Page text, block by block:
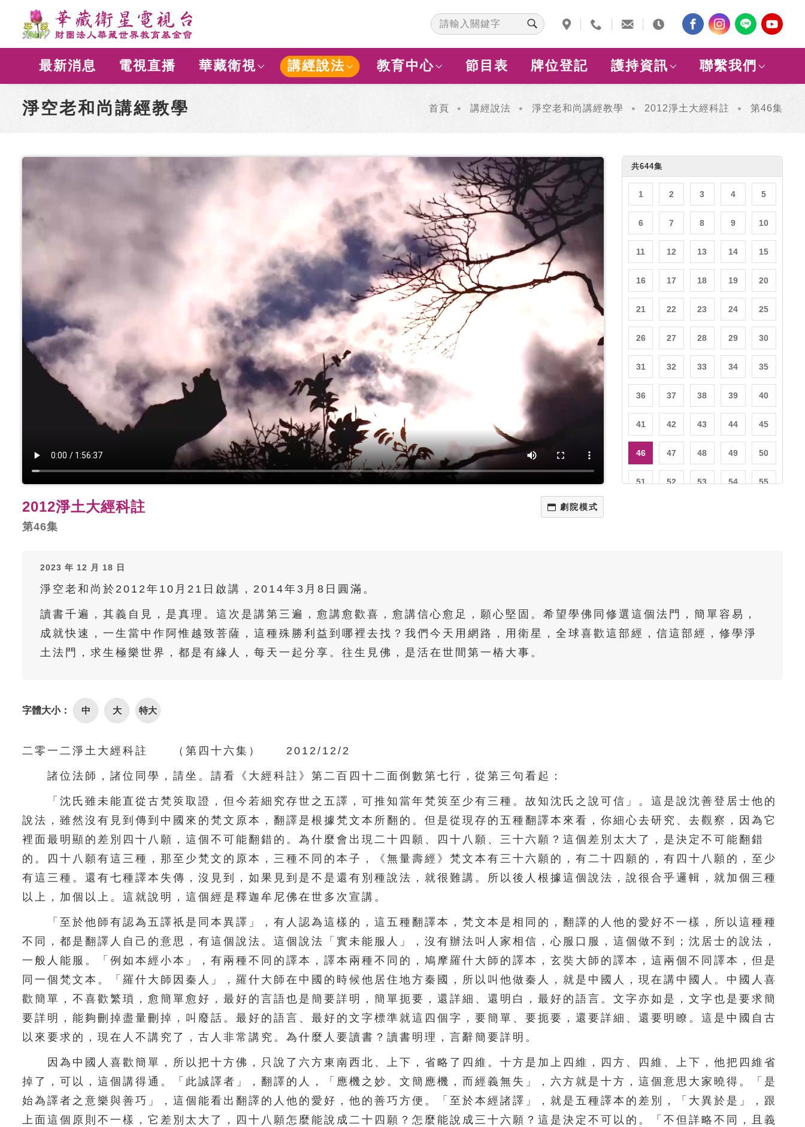
最新消息 電視直播 華藏衛視 講經說法 教育中心 節目表 牌位登記 護持資訊 聯繫我們
淨空老和尚講經教學 首頁 講經說法 淨空老和尚講經教學 2012淨土大經科註 第46集
2012淨土大經科註
第46集
共644集
1 2 3 4 5
6 7 8 9 10
11 12 13 14 15
16 17 18 19 20
21 22 23 24 25
26 27 28 29 30
31 32 33 34 35
36 37 38 39 40
41 42 43 44 45
46 47 48 49 50
51 52 53 54 55
107 108 109 110
111 112 113 114 115
116 117 118 119 120
121 122 123 124 125
131 132 133 134 135
141 142 143 144 145
151 153 154 155
156 157 158 159 160
161 162 163 164 165
2023 年 12 月 18 日
淨空老和尚於2012年10月21日啟講，2014年3月8日圓滿。
讀書千遍，其義自見，是真理。這次是講第三遍，愈講愈歡喜，愈講信心愈足，願心堅固。希望學佛同修選這個法門，簡單容易，
成就快速，一生當中作阿惟越致菩薩，這種殊勝利益到哪裡去找？我們今天用網路，用衛星，全球喜歡這部經，信這部經，修學淨
土法門，求生極樂世界，都是有緣人，每天一起分享。往生見佛，是活在世間第一樁大事。
字體大小： 中 大 特大
二零一二淨土大經科註 （第四十六集） 2012/12/2
諸位法師，諸位同學，請坐。請看《大經科註》第二百四十二面倒數第七行，從第三句看起：
「沈氏雖未能直從古梵筴取證，但今若細究存世之五譯，可推知當年梵筴至少有三種。故知沈氏之說可信」。這是說沈善登居士他的
說法，雖然沒有見到傳到中國來的梵文原本，翻譯是根據梵文本所翻的。但是從現存的五種翻譯本來看，你細心去研究、去觀察，因為它
裡面最明顯的差別四十八願，這個不可能翻錯的。為什麼會出現二十四願、四十八願、三十六願？這個差別太大了，是決定不可能翻錯
的。四十八願有這三種，那至少梵文的原本，三種不同的本子，《無量壽經》梵文本有三十六願的，有二十四願的，有四十八願的，至少
有這三種。還有七種譯本失傳，沒見到，如果見到是不是還有別種說法，就很難講。所以後人根據這個說法，說很合乎邏輯，就加個三種
以上，加個以上。這就說明，這個經是釋迦牟尼佛在世多次宣講。
「至於他師有認為五譯祇是同本異譯」，有人認為這樣的，這五種翻譯本，梵文本是相同的，翻譯的人他的愛好不一樣，所以這種種
不同，都是翻譯人自己的意思，有這個說法。這個說法「實未能服人」，沒有辦法叫人家相信，心服口服，這個做不到；沈居士的說法，
一般人能服。「例如本經小本」，有兩種不同的譯本，譯本兩種不同的，鳩摩羅什大師的譯本，玄奘大師的譯本，這兩個不同譯本，但是
同一個梵文本。「羅什大師因秦人」，羅什大師在中國的時候他居住地方秦國，所以叫他做秦人，就是中國人，現在講中國人。中國人喜
歡簡單，不喜歡繁瑣，愈簡單愈好，最好的言語也是簡要詳明，簡單扼要，還詳細、還明白，最好的語言。文字亦如是，文字也是要求簡
要詳明，能夠刪掉盡量刪掉，叫廢話。最好的語言、最好的文字標準就這四個字，要簡單、要扼要，還要詳細、還要明瞭。這是中國自古
以來要求的，現在人不講究了，古人非常講究。為什麼人要讀書？讀書明理，言辭簡要詳明。
因為中國人喜歡簡單，所以把十方佛，只說了六方東南西北、上下，省略了四維。十方是加上四維，四方、四維、上下，他把四維省
掉了，可以，這個講得通。「此誠譯者」，翻譯的人，「應機之妙。文簡應機，而經義無失」，六方就是十方，這個意思大家曉得。「是
始為譯者之意樂與善巧」，這個能看出翻譯的人他的愛好，他的善巧方便。「至於本經諸譯」，就是五種譯本的差別，「大異於是」，跟
上面這個原則不一樣，它差別太大了，四十八願怎麼能說成二十四願？怎麼能說成三十六願？這是決定不可以的。「不但詳略不同，且義